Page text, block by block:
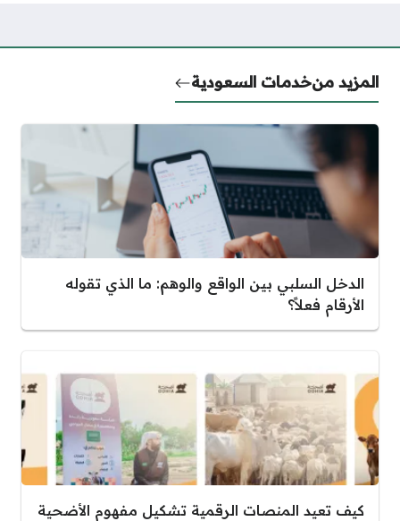
المزيد منخدمات السعودية
الدخل السلبي بين الواقع والوهم: ما الذي تقوله
الأرقام فعلاً؟
كيف تعيد المنصات الرقمية تشكيل مفهوم الأضحية